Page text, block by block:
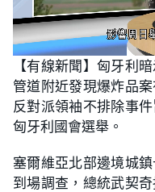
U
n
m
t
e
L
o
a
d
e
d
:
2
3
.
%
【有線新聞】匈牙利
管道附近發現爆炸品
反對派領袖不排除事
匈牙利國會選舉。
塞爾維亞北部邊境城
到場調查，總統武契